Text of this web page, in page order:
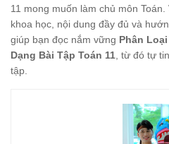
11 mong muốn làm chủ môn
khoa học, nội dung đầy đủ và
giúp bạn đọc nắm vững Phân
Dạng Bài Tập Toán 11, từ đó tự
tập.